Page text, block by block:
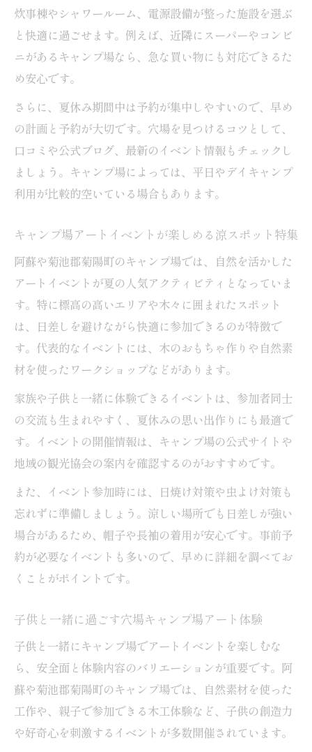
炊事棟やシャワールーム、電源設備が整った施設を選ぶ
と快適に過ごせます。例えば、近隣にスーパーやコンビ
ニがあるキャンプ場なら、急な買い物にも対応できるた
め安心です。
さらに、夏休み期間中は予約が集中しやすいので、早め
の計画と予約が大切です。穴場を見つけるコツとして、
口コミや公式ブログ、最新のイベント情報もチェックし
ましょう。キャンプ場によっては、平日やデイキャンプ
利用が比較的空いている場合もあります。
キャンプ場アートイベントが楽しめる涼スポット特集
阿蘇や菊池郡菊陽町のキャンプ場では、自然を活かした
アートイベントが夏の人気アクティビティとなっていま
す。特に標高の高いエリアや木々に囲まれたスポット
は、日差しを避けながら快適に参加できるのが特徴で
す。代表的なイベントには、木のおもちゃ作りや自然素
材を使ったワークショップなどがあります。
家族や子供と一緒に体験できるイベントは、参加者同士
の交流も生まれやすく、夏休みの思い出作りにも最適で
す。イベントの開催情報は、キャンプ場の公式サイトや
地域の観光協会の案内を確認するのがおすすめです。
また、イベント参加時には、日焼け対策や虫よけ対策も
忘れずに準備しましょう。涼しい場所でも日差しが強い
場合があるため、帽子や長袖の着用が安心です。事前予
約が必要なイベントも多いので、早めに詳細を調べてお
くことがポイントです。
子供と一緒に過ごす穴場キャンプ場アート体験
子供と一緒にキャンプ場でアートイベントを楽しむな
ら、安全面と体験内容のバリエーションが重要です。阿
蘇や菊池郡菊陽町のキャンプ場では、自然素材を使った
工作や、親子で参加できる木工体験など、子供の創造力
や好奇心を刺激するイベントが多数開催されています。